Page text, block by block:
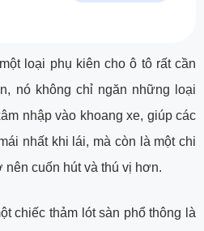
loại phụ kiên cho ô tô rất cần
nó không chỉ ngăn những loại
nhập vào khoang xe, giúp các
nhất khi lái, mà còn là một chi
nên cuốn hút và thú vị hơn.
chiếc thảm lót sàn phổ thông là